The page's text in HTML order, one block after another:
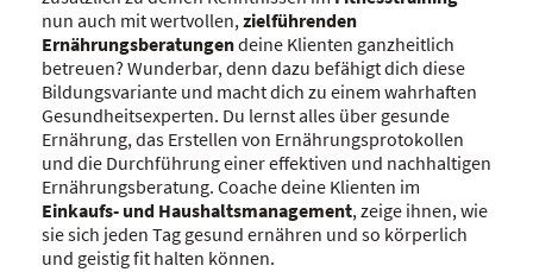
nun auch mit wertvollen,zielführenden
Ernährungsberatungendeine Klienten ganzheitlich
betreuen? Wunderbar, denn dazu befähigt dich diese
Bildungsvariante und macht dich zu einem wahrhaften
Gesundheitsexperten. Du lernst alles über gesunde
Ernährung, das Erstellen von Ernährungsprotokollen
und die Durchführung einer effektiven und nachhaltigen
Ernährungsberatung. Coache deine Klienten im
Einkaufs- und Haushaltsmanagement, zeige ihnen, wie
sie sich jeden Tag gesund ernähren und so körperlich
und geistig fit halten können.